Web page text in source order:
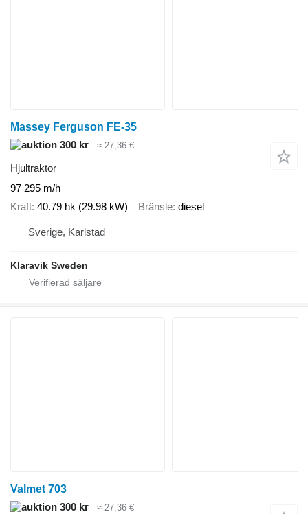
Massey Ferguson FE-35
300 kr
≈ 27,36 €
Hjultraktor
97 295 m/h
Kraft 40.79 hk (29.98 kW) Bränsle diesel
Sverige, Karlstad
Klaravik Sweden
Valmet 703
300 kr
≈ 27,36 €